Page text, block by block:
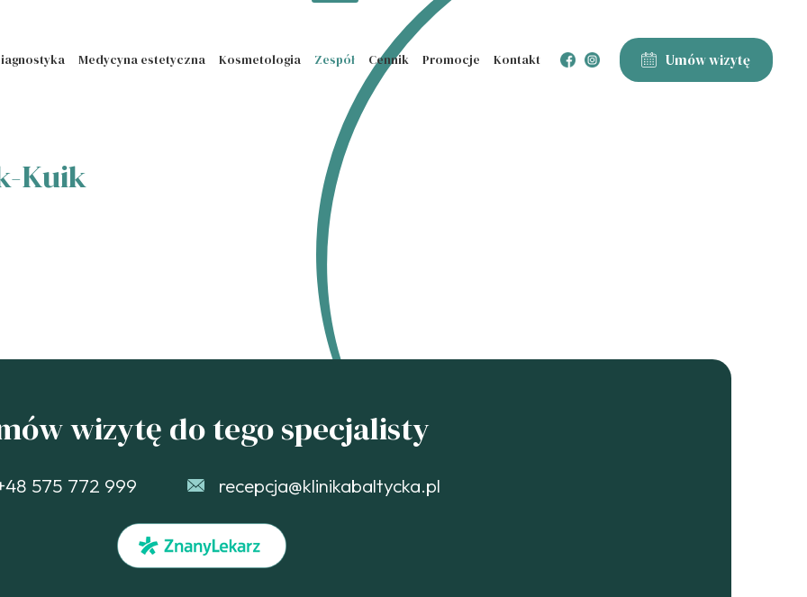
Medycyna estetyczna Kosmetologia Zespół Cennik Promocje Kontakt Umów wizytę
Kuik
wizytę do tego specjalisty
575 772 999 recepcja@klinikabaltycka.pl